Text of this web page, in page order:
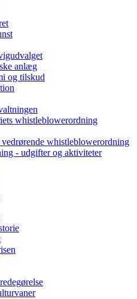
anlæg
og tilskud
whistleblowerordning
vedrørende whistleblowerordning
- udgifter og aktiviteter